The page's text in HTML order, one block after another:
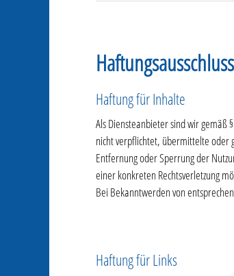
Haftung für Inhalte
Als Diensteanbieter sind wir gemäß
nicht verpflichtet, übermittelte oder
Entfernung oder Sperrung der
einer konkreten Rechtsverletzung
Bei Bekanntwerden von
Haftung für Links